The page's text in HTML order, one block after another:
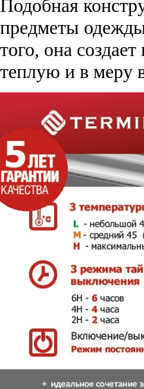
Подобная
предметы
того, она
теплую и в меру